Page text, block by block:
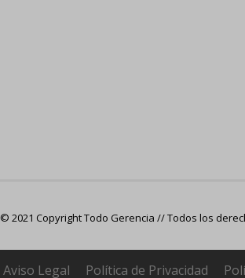
© 2021 Copyright Todo Gerencia // Todos los
Aviso Legal Política de Privacidad